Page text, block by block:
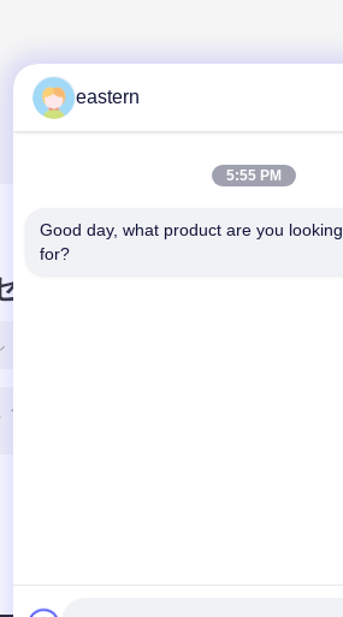
ージ
eastern
5:55 PM
Good day, what product are you looking
for?